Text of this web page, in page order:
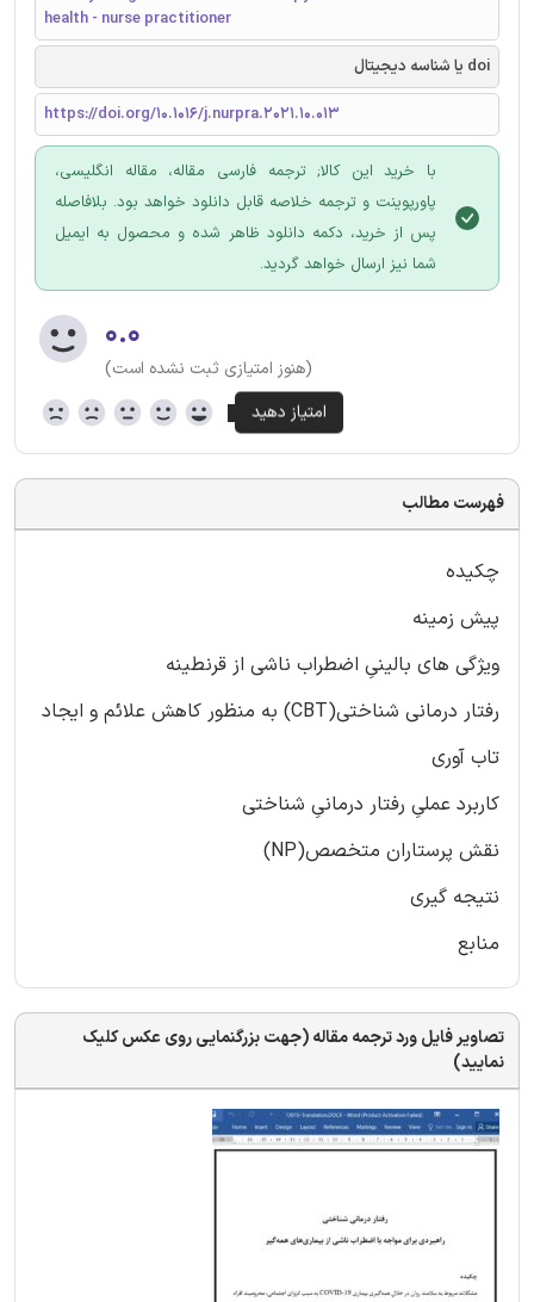
health - nurse practitioner
doi یا شناسه دیجیتال
https://doi.org/10.1016/j.nurpra.2021.10.013
با خرید این کالا; ترجمه فارسی مقاله، مقاله انگلیسی،
پاورپوینت و ترجمه خلاصه قابل دانلود خواهد بود. بلافاصله
پس از خرید، دکمه دانلود ظاهر شده و محصول به ایمیل
شما نیز ارسال خواهد گردید.
۰.۰
(هنوز امتیازی ثبت نشده است)
فهرست مطالب
چکیده
پیش زمینه
ویژگی های بالینیِ اضطراب ناشی از قرنطینه
رفتار درمانی شناختی(CBT) به منظور کاهش علائم و ایجاد
تاب آوری
کاربرد عملیِ رفتار درمانیِ شناختی
نقش پرستاران متخصص(NP)
نتیجه گیری
منابع
تصاویر فایل ورد ترجمه مقاله (جهت بزرگنمایی روی عکس کلیک
نمایید)